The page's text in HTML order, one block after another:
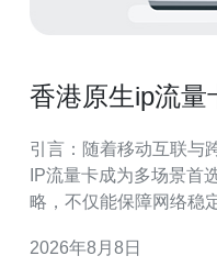
香港原生ip流量
引言：随着移动互联与
IP流量卡成为多场景首
略，不仅能保障网络稳
可操作的实施要点与最佳实践。 香港原
2026年8月8日